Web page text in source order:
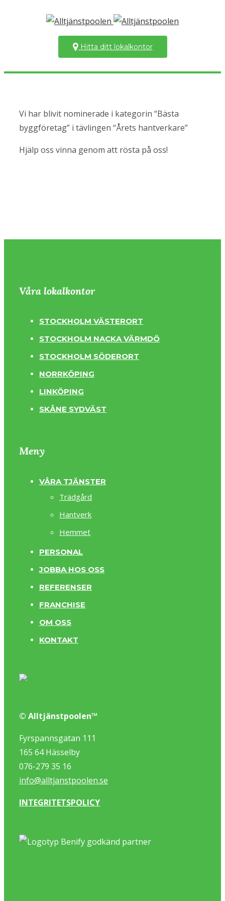
Hitta ditt lokalkontor
Vi har blivit nominerade i kategorin “Bästa
byggföretag” i tävlingen “Årets hantverkare”
Hjälp oss vinna genom att rösta på oss!
Våra lokalkontor
STOCKHOLM VÄSTERORT
STOCKHOLM NACKA VÄRMDÖ
STOCKHOLM SÖDERORT
NORRKÖPING
LINKÖPING
SKÅNE SYDVÄST
Meny
VÅRA TJÄNSTER
Trädgård
Hantverk
Hemmet
PERSONAL
JOBBA HOS OSS
REFERENSER
FRANCHISE
OM OSS
KONTAKT
© Alltjänstpoolen™
Fyrspannsgatan 111
165 64 Hässelby
076-279 35 16
info@alltjanstpoolen.se
INTEGRITETSPOLICY